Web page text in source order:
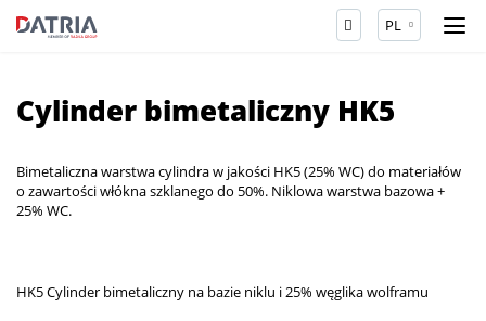
PL
Cylinder bimetaliczny HK5
Bimetaliczna warstwa cylindra w jakości HK5 (25% WC) do materiałów
o zawartości włókna szklanego do 50%. Niklowa warstwa bazowa +
25% WC.
HK5 Cylinder bimetaliczny na bazie niklu i 25% węglika wolframu